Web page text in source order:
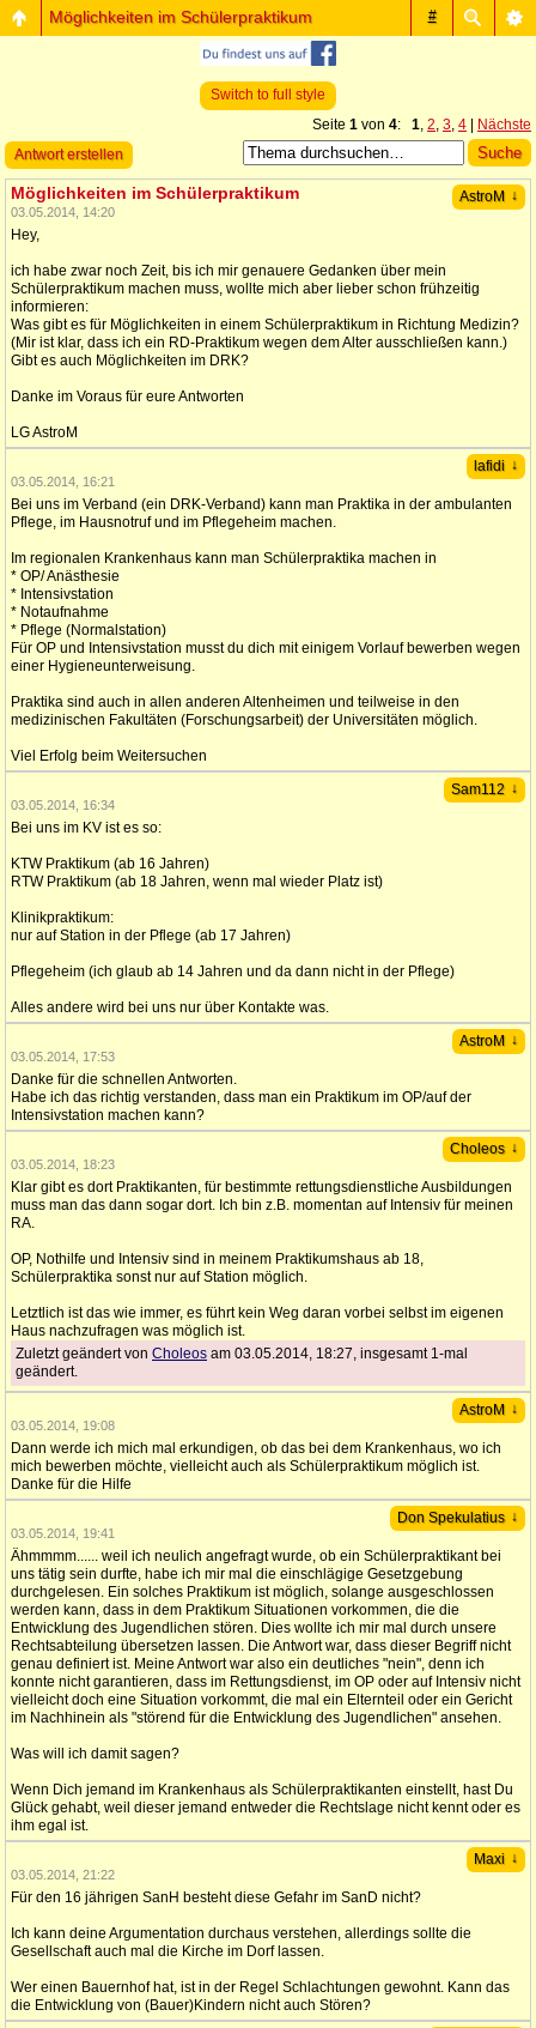
#
Möglichkeiten im Schülerpraktikum
Switch to full style
Seite 1 von 4: 1, 2, 3, 4
Nächste
Antwort erstellen
AstroM ↓
Möglichkeiten im Schülerpraktikum
03.05.2014, 14:20
Hey,
ich habe zwar noch Zeit, bis ich mir genauere Gedanken über mein
Schülerpraktikum machen muss, wollte mich aber lieber schon frühzeitig
informieren:
Was gibt es für Möglichkeiten in einem Schülerpraktikum in Richtung Medizin?
(Mir ist klar, dass ich ein RD-Praktikum wegen dem Alter ausschließen kann.)
Gibt es auch Möglichkeiten im DRK?
Danke im Voraus für eure Antworten
LG AstroM
lafidi ↓
03.05.2014, 16:21
Bei uns im Verband (ein DRK-Verband) kann man Praktika in der ambulanten
Pflege, im Hausnotruf und im Pflegeheim machen.
Im regionalen Krankenhaus kann man Schülerpraktika machen in
* OP/ Anästhesie
* Intensivstation
* Notaufnahme
* Pflege (Normalstation)
Für OP und Intensivstation musst du dich mit einigem Vorlauf bewerben wegen
einer Hygieneunterweisung.
Praktika sind auch in allen anderen Altenheimen und teilweise in den
medizinischen Fakultäten (Forschungsarbeit) der Universitäten möglich.
Viel Erfolg beim Weitersuchen
Sam112 ↓
03.05.2014, 16:34
Bei uns im KV ist es so:
KTW Praktikum (ab 16 Jahren)
RTW Praktikum (ab 18 Jahren, wenn mal wieder Platz ist)
Klinikpraktikum:
nur auf Station in der Pflege (ab 17 Jahren)
Pflegeheim (ich glaub ab 14 Jahren und da dann nicht in der Pflege)
Alles andere wird bei uns nur über Kontakte was.
AstroM ↓
03.05.2014, 17:53
Danke für die schnellen Antworten.
Habe ich das richtig verstanden, dass man ein Praktikum im OP/auf der
Intensivstation machen kann?
Choleos ↓
03.05.2014, 18:23
Klar gibt es dort Praktikanten, für bestimmte rettungsdienstliche Ausbildungen
muss man das dann sogar dort. Ich bin z.B. momentan auf Intensiv für meinen
RA.
OP, Nothilfe und Intensiv sind in meinem Praktikumshaus ab 18,
Schülerpraktika sonst nur auf Station möglich.
Letztlich ist das wie immer, es führt kein Weg daran vorbei selbst im eigenen
Haus nachzufragen was möglich ist.
Zuletzt geändert von Choleos am 03.05.2014, 18:27, insgesamt 1-mal
geändert.
AstroM ↓
03.05.2014, 19:08
Dann werde ich mich mal erkundigen, ob das bei dem Krankenhaus, wo ich
mich bewerben möchte, vielleicht auch als Schülerpraktikum möglich ist.
Danke für die Hilfe
Don Spekulatius ↓
03.05.2014, 19:41
Ähmmmm...... weil ich neulich angefragt wurde, ob ein Schülerpraktikant bei
uns tätig sein durfte, habe ich mir mal die einschlägige Gesetzgebung
durchgelesen. Ein solches Praktikum ist möglich, solange ausgeschlossen
werden kann, dass in dem Praktikum Situationen vorkommen, die die
Entwicklung des Jugendlichen stören. Dies wollte ich mir mal durch unsere
Rechtsabteilung übersetzen lassen. Die Antwort war, dass dieser Begriff nicht
genau definiert ist. Meine Antwort war also ein deutliches "nein", denn ich
konnte nicht garantieren, dass im Rettungsdienst, im OP oder auf Intensiv nicht
vielleicht doch eine Situation vorkommt, die mal ein Elternteil oder ein Gericht
im Nachhinein als "störend für die Entwicklung des Jugendlichen" ansehen.
Was will ich damit sagen?
Wenn Dich jemand im Krankenhaus als Schülerpraktikanten einstellt, hast Du
Glück gehabt, weil dieser jemand entweder die Rechtslage nicht kennt oder es
ihm egal ist.
Maxi ↓
03.05.2014, 21:22
Für den 16 jährigen SanH besteht diese Gefahr im SanD nicht?
Ich kann deine Argumentation durchaus verstehen, allerdings sollte die
Gesellschaft auch mal die Kirche im Dorf lassen.
Wer einen Bauernhof hat, ist in der Regel Schlachtungen gewohnt. Kann das
die Entwicklung von (Bauer)Kindern nicht auch Stören?